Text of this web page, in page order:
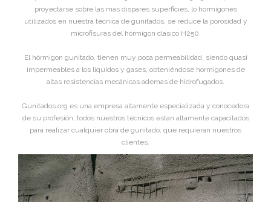
proyectarse sobre las mas dispares superficies, lo hormigones
utilizados en nuestra técnica de gunitados, se reduce la porosidad y
microfisuras del hórmigon clasico H250.
El hórmigon gunitado, tienen muy poca permeabilidad, siendo quasi
impermeables a los líquidos y gases, obteniéndose hormigones de
altas resistencias mecánicas ademas de hidrofugados.
Gunitados.org es una empresa altamente especializada y conocedora
de su profesión, todos nuestros técnicos estan altamente capacitados
para realizar cualquier obra de gunitado, que requieran nuestros
clientes.